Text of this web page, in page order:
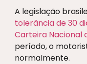
A legislação
tolerância de 30
Carteira Nacional
período, o
normalmente.